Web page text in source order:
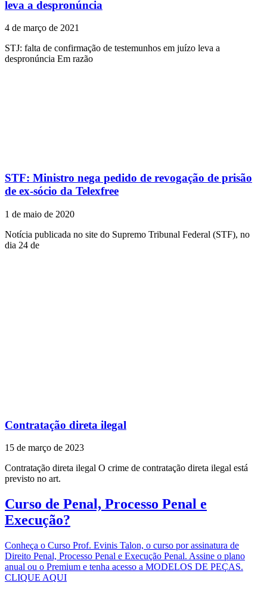
leva a despronúncia
4 de março de 2021
STJ: falta de confirmação de testemunhos em juízo leva a
despronúncia Em razão
STF: Ministro nega pedido de revogação de prisão
de ex-sócio da Telexfree
1 de maio de 2020
Notícia publicada no site do Supremo Tribunal Federal (STF), no
dia 24 de
Contratação direta ilegal
15 de março de 2023
Contratação direta ilegal O crime de contratação direta ilegal está
previsto no art.
Curso de Penal, Processo Penal e
Execução?
Conheça o Curso Prof. Evinis Talon, o curso por assinatura de
Direito Penal, Processo Penal e Execução Penal. Assine o plano
anual ou o Premium e tenha acesso a MODELOS DE PEÇAS.
CLIQUE AQUI